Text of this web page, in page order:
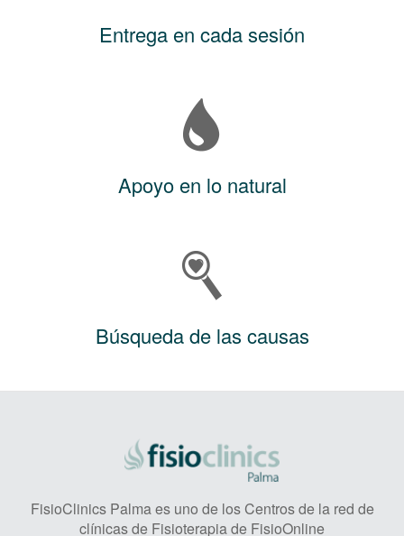
Entrega en cada sesión
Apoyo en lo natural
Búsqueda de las causas
FisioClinics Palma es uno de los Centros de la red de
clínicas de Fisioterapia de FisioOnline